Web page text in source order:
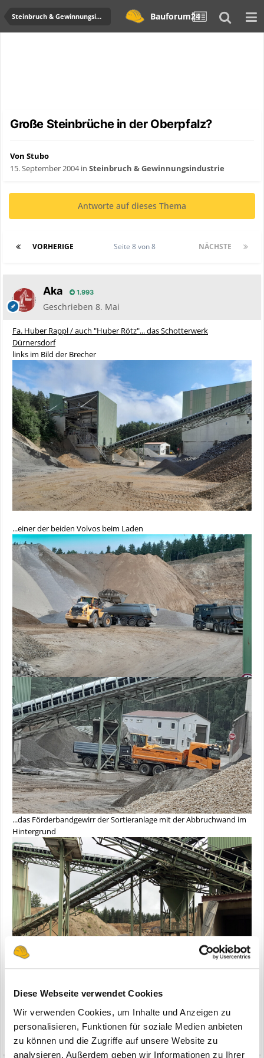
Diese Webseite verwendet Cookies
Wir verwenden Cookies, um Inhalte und Anzeigen zu
personalisieren, Funktionen für soziale Medien anbieten
zu können und die Zugriffe auf unsere Website zu
analysieren. Außerdem geben wir Informationen zu Ihrer
Steinbruch & Gewinnungsindustrie Bauforum24
Große Steinbrüche in der Oberpfalz?
Von Stubo
15. September 2004in Steinbruch & Gewinnungsindustrie
Antworte auf dieses Thema
VORHERIGE NÄCHSTE
Seite 8 von 8
Aka 1.993
Geschrieben 8. Mai
Fa. Huber Rappl / auch "Huber Rötz"... das Schotterwerk
Dürnersdorf
links im Bild der Brecher
...einer der beiden Volvos beim Laden
...das Förderbandgewirr der Sortieranlage mit der Abbruchwand im
Hintergrund
Zitieren